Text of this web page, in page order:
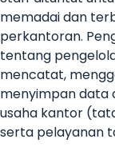
memadai dan
perkantoran.
tentang
mencatat,
menyimpan data
usaha kantor
serta pelayanan